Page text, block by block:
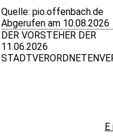
Quelle: pio.offenbach.de
Abgerufen am 10.08.2026
DER
11.06.2026
4.
E